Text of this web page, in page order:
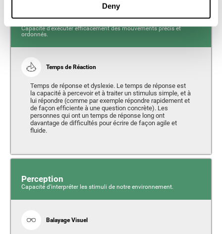
Deny
Coordination
Capacité d'exécuter efficacement des mouvements précis et
ordonnés.
Temps de Réaction
Temps de réponse et dyslexie. Le temps de réponse est
la capacité à percevoir et à traiter un stimulus simple, et à
lui répondre (comme par exemple répondre rapidement et
de façon efficiente à une question concrète). Les
personnes qui ont un temps de réponse long ont
davantage de difficultés pour écrire de façon agile et
fluide.
Perception
Capacité d'interpréter les stimuli de notre environnement.
Balayage Visuel